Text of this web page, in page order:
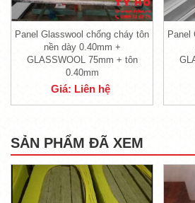
Panel Glasswool chống cháy tôn
nền dày 0.40mm +
GLASSWOOL 75mm + tôn
0.40mm
Giá: Liên hệ
Panel
SẢN PHẨM ĐÃ XEM